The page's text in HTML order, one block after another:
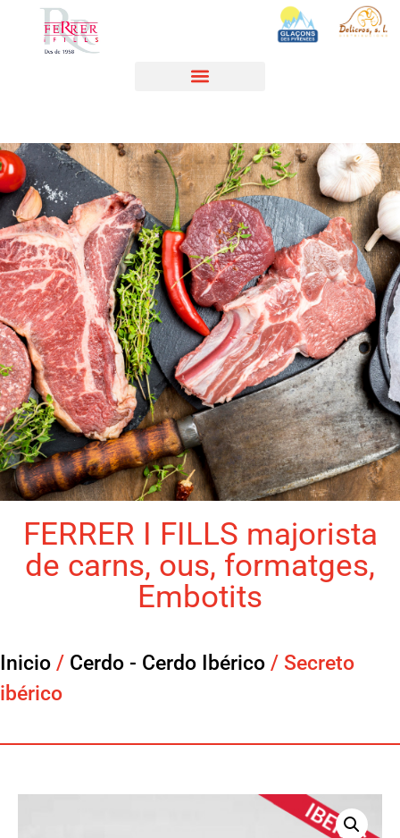
FERRER I FILLS majorista
de carns, ous, formatges,
Embotits
Inicio / Cerdo - Cerdo Ibérico / Secreto
ibérico